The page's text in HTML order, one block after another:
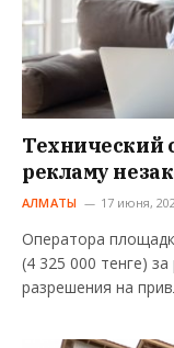
Технический
рекламу
АЛМАТЫ 17 июня,
Оператора
(4 325 000 тенге)
разрешения на